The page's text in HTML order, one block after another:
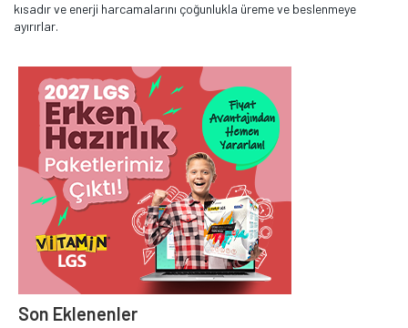
kısadır ve enerji harcamalarını çoğunlukla üreme ve beslenmeye
ayırırlar.
Son Eklenenler